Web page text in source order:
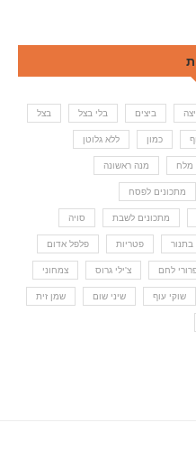
ביצים בלי בצל בצל
כמון ללא גלוטן
מלח מנה ראשונה
מתכונים לפסח
מתכונים לשבת סויה
בתנור פטריות פלפל אדום
לחם צ'ילי גרוס צמחוני
שוקי עוף שיני שום שמן זית